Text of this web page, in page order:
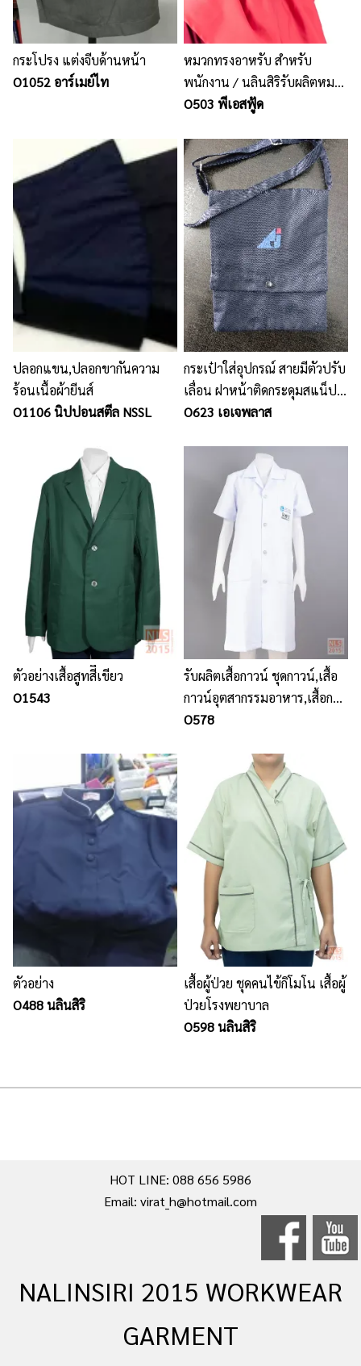
กระโปรง แต่งจีบด้านหน้า
O1052 อาร์เมย์ไท
หมวกทรงอาหรับ สำหรับ
พนักงาน / นลินสิริรับผลิตหมวก
พนักงาน ทุกชนิด
O503 พีเอสฟู้ด
ปลอกแขน,ปลอกขากันความ
ร้อนเนื้อผ้ายีนส์
O1106 นิปปอนสตีล NSSL
กระเป๋าใส่อุปกรณ์ สายมีตัวปรับ
เลื่อน ฝาหน้าติดกระดุมสแน็ป
พร้อมปักโลโก้
O623 เอเจพลาส
ตัวอย่างเสื้อสูทสีีเขียว
O1543
รับผลิตเสื้อกาวน์ ชุดกาวน์,เสื้อ
กาวน์อุตสากรรมอาหาร,เสื้อกา
วน์แพทย์, เสื้อกาวน์โรงงาน,กา
O578
ตัวอย่าง
O488 นลินสิริ
เสื้อผู้ป่วย ชุดคนไข้กิโมโน เสื้อผู้
ป่วยโรงพยาบาล
O598 นลินสิริ
HOT LINE: 088 656 5986
Email: virat_h@hotmail.com
NALINSIRI 2015 WORKWEAR
GARMENT